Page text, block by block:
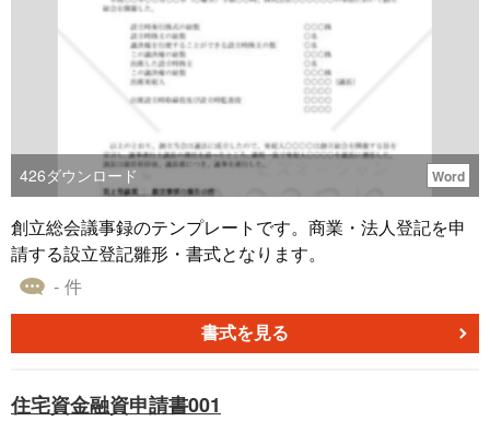
426ダウンロード Word
創立総会議事録のテンプレートです。商業・法人登記を申
請する設立登記雛形・書式となります。
- 件
書式を見る
住宅資金融資申請書001